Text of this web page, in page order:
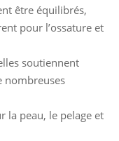
être équilibrés,
pour l’ossature et
soutiennent
nombreuses
la peau, le pelage et